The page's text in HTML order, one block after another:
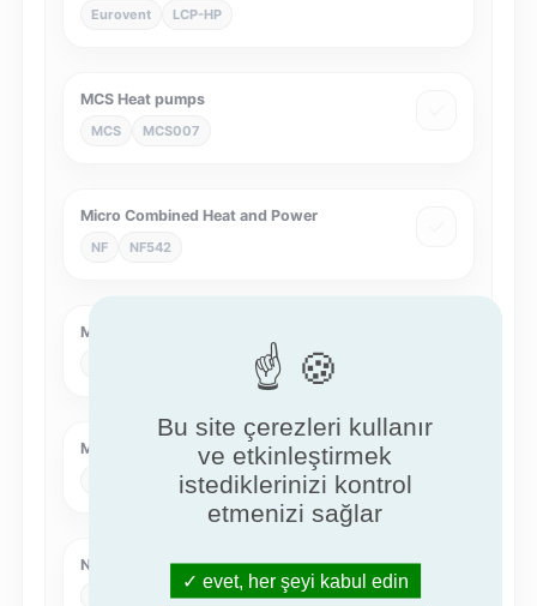
Eurovent LCP-HP
MCS Heat pumps
MCS MCS007
Micro Combined Heat and Power
NF NF542
Mobile liquid fuel heaters
Multi-energy
NF Air cleaners
NF536
Bu site çerezleri kullanır
ve etkinleştirmek
istediklerinizi kontrol
etmenizi sağlar
evet, her şeyi kabul edin